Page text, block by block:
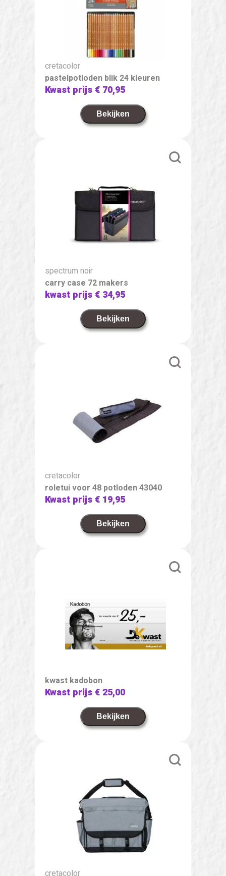
cretacolor
pastelpotloden blik 24 kleuren
Kwast prijs€ 70,95
Bekijken
spectrum noir
carry case 72 makers
kwast prijs€ 34,95
Bekijken
cretacolor
roletui voor 48 potloden 43040
Kwast prijs€ 19,95
Bekijken
kwast kadobon
Kwast prijs€ 25,00
Bekijken
cretacolor